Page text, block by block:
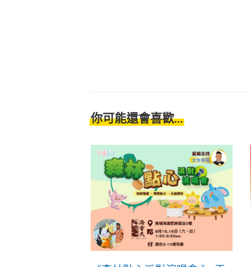
你可能還會喜歡...